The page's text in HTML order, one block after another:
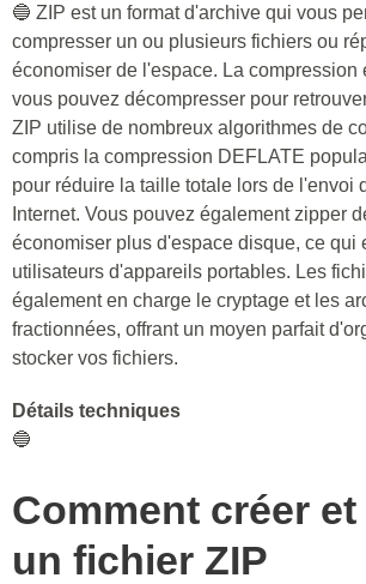
🔵 ZIP est un format d'archive qui vous
compresser un ou plusieurs fichiers ou
économiser de l'espace. La compression
vous pouvez décompresser pour
ZIP utilise de nombreux algorithmes de
compris la compression DEFLATE
pour réduire la taille totale lors de l'envoi
Internet. Vous pouvez également zipper
économiser plus d'espace disque, ce qui
utilisateurs d'appareils portables. Les
également en charge le cryptage et les
fractionnées, offrant un moyen parfait
stocker vos fichiers.
Détails techniques
🔵
Comment créer
un fichier ZIP